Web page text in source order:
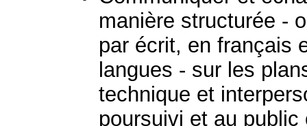
manière structurée -
par écrit, en français
langues - sur les
technique et
poursuivi et au public